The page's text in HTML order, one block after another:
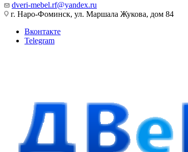
dveri-mebel.rf@yandex.ru
г. Наро-Фоминск, ул. Маршала Жукова, дом 84
Вконтакте
Telegram